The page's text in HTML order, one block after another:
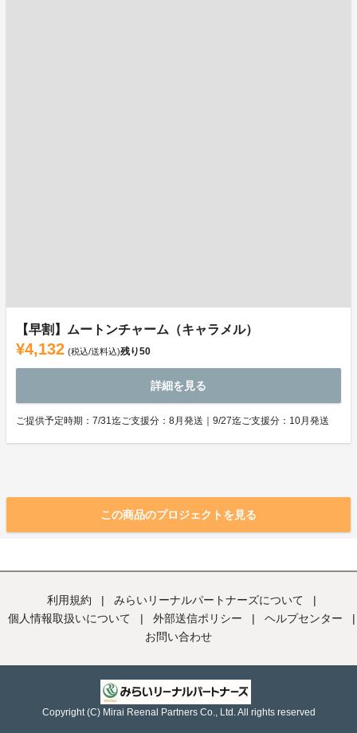
【早割】ムートンチャーム（キャラメル）
¥4,132 (税込/送料込)残り50
詳細を見る
ご提供予定時期：7/31迄ご支援分：8月発送｜9/27迄ご支援分：10月発送
この商品のプロジェクトを見る
利用規約 | みらいリーナルパートナーズについて
|
個人情報取扱いについて
| 外部送信ポリシー | ヘルプセンター
|
お問い合わせ
Copyright (C) Mirai Reenal Partners Co., Ltd. All rights reserved